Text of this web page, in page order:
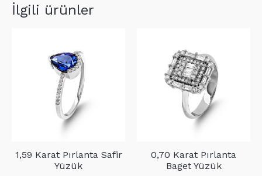
İlgili ürünler
1,59 Karat Pırlanta Safir
Yüzük
0,70 Karat Pırlanta
Baget Yüzük